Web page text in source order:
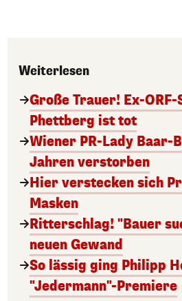
Weiterlesen
Große Trauer! Ex-
Phettberg ist tot
Wiener PR-Lady Baar-
Jahren verstorben
Hier verstecken sich
Masken
Ritterschlag! "Bauer
neuen Gewand
So lässig ging Philipp
"Jedermann"-Premiere